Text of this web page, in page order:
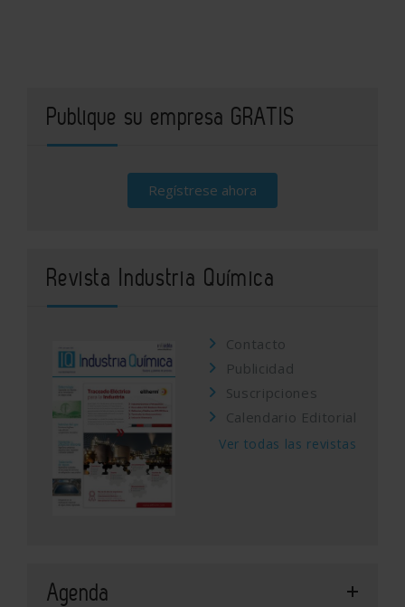
Publique su empresa GRATIS
Regístrese ahora
Revista Industria Química
Contacto
Publicidad
Suscripciones
Calendario Editorial
Ver todas las revistas
Agenda